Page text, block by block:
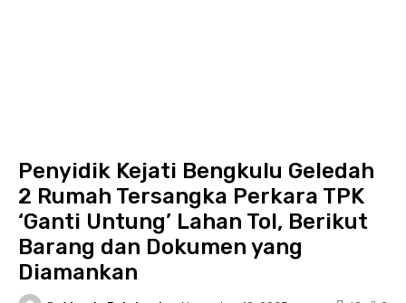
Penyidik Kejati Bengkulu Geledah
2 Rumah Tersangka Perkara TPK
‘Ganti Untung’ Lahan Tol, Berikut
Barang dan Dokumen yang
Diamankan